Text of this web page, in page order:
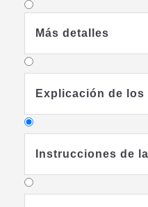
Más detalles
Explicación de los
Instrucciones de